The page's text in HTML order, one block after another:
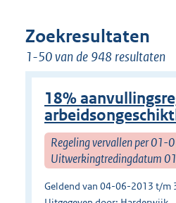
Zoekresultaten
1-50 van de 948 resultaten
18%
Regeling vervallen per
Uitwerkingtredingdatum
Geldend van 04-06-2013 t/m